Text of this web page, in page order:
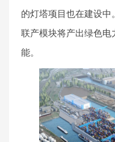
的灯塔项目也在建设
联产模块将产出绿色电
能。